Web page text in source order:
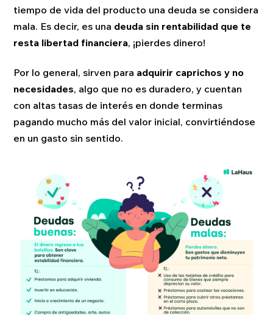
tiempo de vida del producto una deuda se considera
mala. Es decir, es una deuda sin rentabilidad que te
resta libertad financiera, ¡pierdes dinero!
Por lo general, sirven para adquirir caprichos y no
necesidades, algo que no es duradero, y cuentan
con altas tasas de interés en donde terminas
pagando mucho más del valor inicial, convirtiéndose
en un gasto sin sentido.